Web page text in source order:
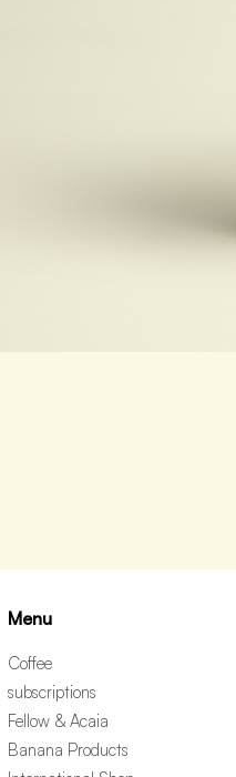
Menu
Coffee
subscriptions
Fellow & Acaia
Banana Products